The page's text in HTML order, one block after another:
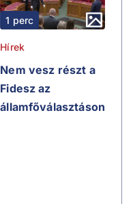
1 perc
Hírek
Nem vesz részt a
Fidesz az
államfőválasztáson